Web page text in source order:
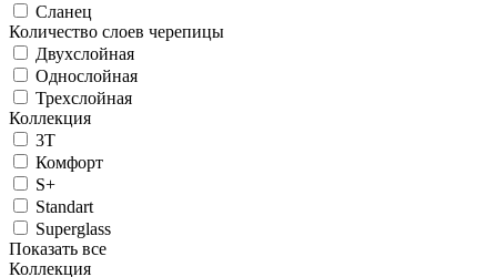
Сланец
Количество слоев черепицы
Двухслойная
Однослойная
Трехслойная
Коллекция
3T
Комфорт
S+
Standart
Superglass
Показать все
Коллекция